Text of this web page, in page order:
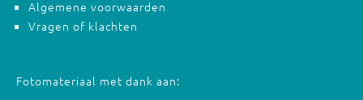
Algemene voorwaarden
Vragen of klachten
Fotomateriaal met dank aan: